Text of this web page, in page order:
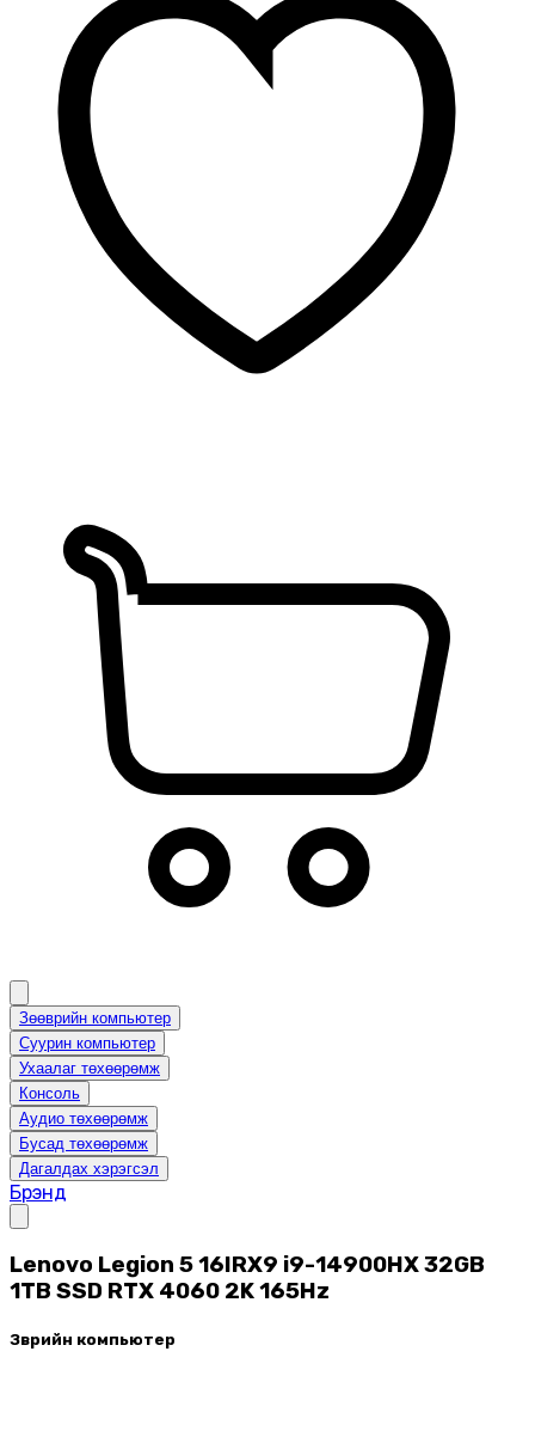
Зөөврийн компьютер
Суурин компьютер
Ухаалаг төхөөрөмж
Консоль
Аудио төхөөрөмж
Бусад төхөөрөмж
Дагалдах хэрэгсэл
Брэнд
Lenovo Legion 5 16IRX9 i9-14900HX 32GB
1TB SSD RTX 4060 2K 165Hz
Зөөврийн компьютер